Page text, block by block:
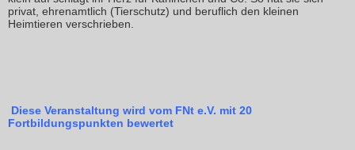
privat, ehrenamtlich (Tierschutz) und beruflich den kleinen
Heimtieren verschrieben.
Diese Veranstaltung wird vom FNt e.V. mit 20
Fortbildungspunkten bewertet